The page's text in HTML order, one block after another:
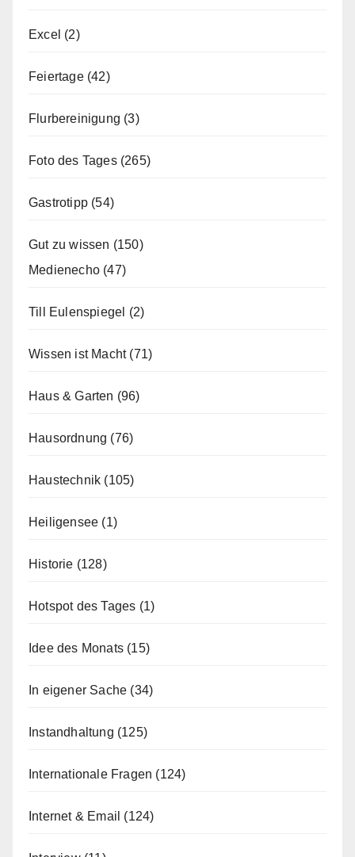
Excel (2)
Feiertage(42)
Flurbereinigung (3)
Foto des Tages(265)
Gastrotipp (54)
Gut zu wissen (150)
Medienecho (47)
Till Eulenspiegel (2)
Wissen ist Macht(71)
Haus & Garten (96)
Hausordnung (76)
Haustechnik (105)
Heiligensee (1)
Historie (128)
Hotspot des Tages (1)
Idee des Monats (15)
In eigener Sache (34)
Instandhaltung (125)
Internationale Fragen (124)
Internet & Email (124)